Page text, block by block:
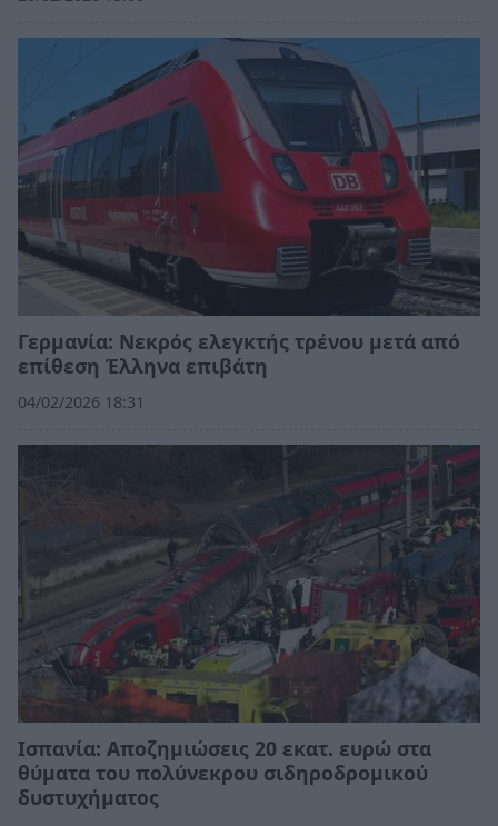
Γερμανία: Νεκρός ελεγκτής τρένου μετά από
επίθεση Έλληνα επιβάτη
04/02/2026 18:31
Ισπανία: Αποζημιώσεις 20 εκατ. ευρώ στα
θύματα του πολύνεκρου σιδηροδρομικού
δυστυχήματος